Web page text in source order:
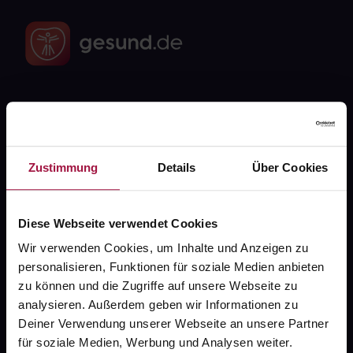
Zustimmung Details Über Cookies
Diese Webseite verwendet Cookies
Wir verwenden Cookies, um Inhalte und Anzeigen zu
personalisieren, Funktionen für soziale Medien anbieten
zu können und die Zugriffe auf unsere Webseite zu
analysieren. Außerdem geben wir Informationen zu
Deiner Verwendung unserer Webseite an unsere Partner
für soziale Medien, Werbung und Analysen weiter.
FAQ
gesund.de
Über uns